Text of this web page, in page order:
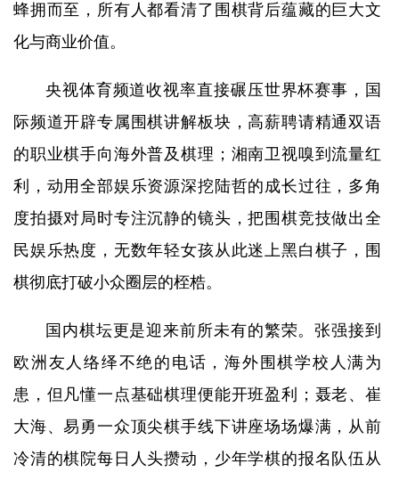
蜂拥而至，所有人都看清了围棋背后蕴藏的巨大文
化与商业价值。
央视体育频道收视率直接碾压世界杯赛事，国
际频道开辟专属围棋讲解板块，高薪聘请精通双语
的职业棋手向海外普及棋理；湘南卫视嗅到流量红
利，动用全部娱乐资源深挖陆哲的成长过往，多角
度拍摄对局时专注沉静的镜头，把围棋竞技做出全
民娱乐热度，无数年轻女孩从此迷上黑白棋子，围
棋彻底打破小众圈层的桎梏。
国内棋坛更是迎来前所未有的繁荣。张强接到
欧洲友人络绎不绝的电话，海外围棋学校人满为
患，但凡懂一点基础棋理便能开班盈利；聂老、崔
大海、易勇一众顶尖棋手线下讲座场场爆满，从前
冷清的棋院每日人头攒动，少年学棋的报名队伍从